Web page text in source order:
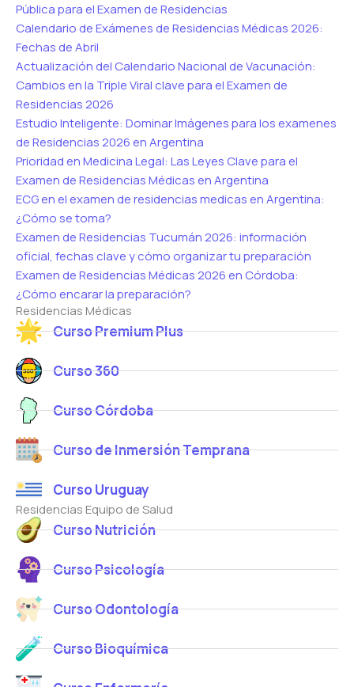
Pública para el Examen de Residencias
Calendario de Exámenes de Residencias Médicas 2026:
Fechas de Abril
Actualización del Calendario Nacional de Vacunación:
Cambios en la Triple Viral clave para el Examen de
Residencias 2026
Estudio Inteligente: Dominar Imágenes para los examenes
de Residencias 2026 en Argentina
Prioridad en Medicina Legal: Las Leyes Clave para el
Examen de Residencias Médicas en Argentina
ECG en el examen de residencias medicas en Argentina:
¿Cómo se toma?
Examen de Residencias Tucumán 2026: información
oficial, fechas clave y cómo organizar tu preparación
Examen de Residencias Médicas 2026 en Córdoba:
¿Cómo encarar la preparación?
Residencias Médicas
Curso Premium Plus
Curso 360
Curso Córdoba
Curso de Inmersión Temprana
Curso Uruguay
Residencias Equipo de Salud
Curso Nutrición
Curso Psicología
Curso Odontología
Curso Bioquímica